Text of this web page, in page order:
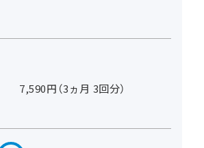
7,590円（3ヵ月 3回分）